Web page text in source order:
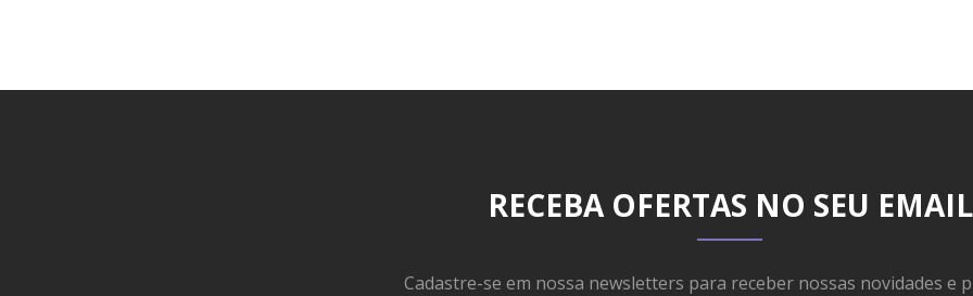
RECEBA OFERTAS NO SEU EMAIL
Cadastre-se em nossa newsletters para receber nossas novidades e